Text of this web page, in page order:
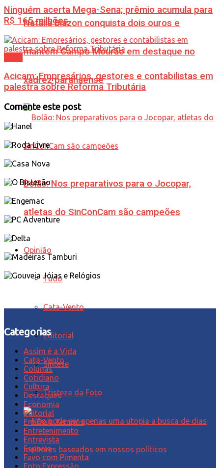
Natália Biazon conquista dois ouros e
mantém Campo Mourão em destaque no
xadrez paranaense
Bolão: Nos preparativos para o Jocopar,
atletas do SinConCam são campeões
Opinião
Tudo
Cata-Vento
Editorial
Síntese
Tristeza da Foto
Ninguém acerta Mega-Sena; prêmio acumula para
R$ 165 milhões
Acicam: Empresários, gestores e contabilistas em
palestra sobre Reforma Tributária
Comente este post
Categorias
Assim é a Vida
Cata-Vento
Colunas
Cotidiano
Cultura
Destaques
Economia
Editorial
Em Dois Tempos
Entretenimento
Entrevista
Esporte
Favo com Pimenta
Foto Expressão…